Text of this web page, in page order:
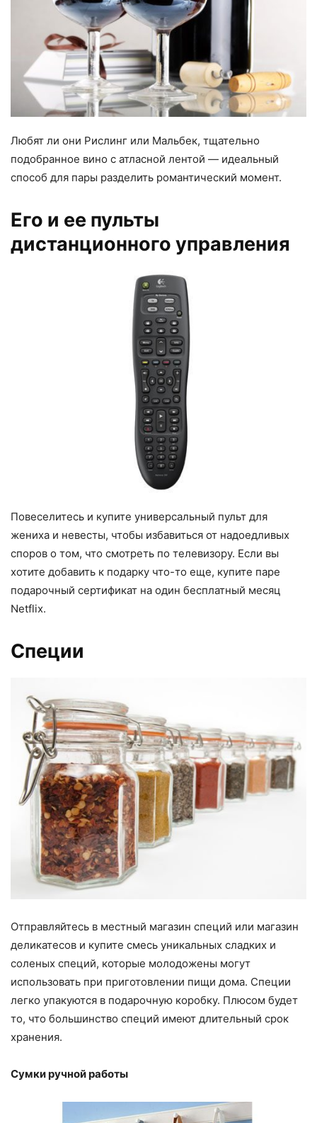
Любят ли они Рислинг или Мальбек, тщательно
подобранное вино с атласной лентой — идеальный
способ для пары разделить романтический момент.
Его и ее пульты
дистанционного управления
Повеселитесь и купите универсальный пульт для
жениха и невесты, чтобы избавиться от надоедливых
споров о том, что смотреть по телевизору. Если вы
хотите добавить к подарку что-то еще, купите паре
подарочный сертификат на один бесплатный месяц
Netflix.
Специи
Отправляйтесь в местный магазин специй или магазин
деликатесов и купите смесь уникальных сладких и
соленых специй, которые молодожены могут
использовать при приготовлении пищи дома. Специи
легко упакуются в подарочную коробку. Плюсом будет
то, что большинство специй имеют длительный срок
хранения.
Сумки ручной работы